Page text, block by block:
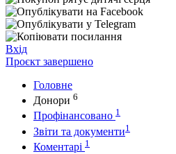
Вхід
Проєкт завершено
Головне
Донори 6
Профінансовано 1
Звіти та документи1
Коментарі 1